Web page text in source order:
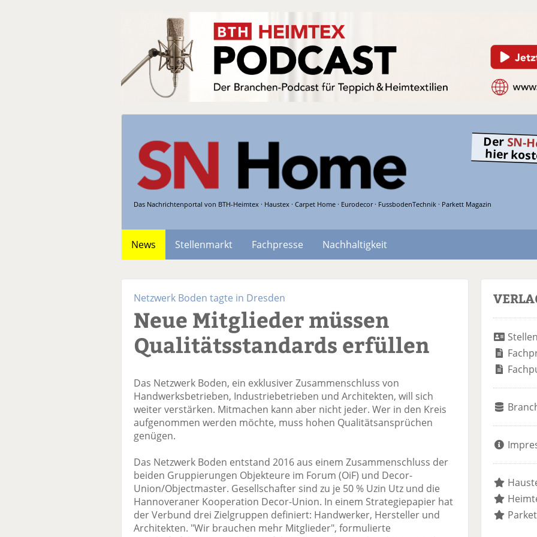
Das Nachrichtenportal von BTH-Heimtex · Haustex · Carpet Home · Eurodecor · FussbodenTechnik · Parkett Magazin
Der SN-
hier
News Stellenmarkt Fachpresse
Nachhaltigkeit
Netzwerk Boden tagte in Dresden
Neue Mitglieder müssen
Qualitätsstandards erfüllen
Das Netzwerk Boden, ein exklusiver Zusammenschluss von
Handwerksbetrieben, Industriebetrieben und Architekten, will sich
weiter verstärken. Mitmachen kann aber nicht jeder. Wer in den Kreis
aufgenommen werden möchte, muss hohen Qualitätsansprüchen
genügen.
Das Netzwerk Boden entstand 2016 aus einem Zusammenschluss der
beiden Gruppierungen Objekteure im Forum (OiF) und Decor-
Union/Objectmaster. Gesellschafter sind zu je 50 % Uzin Utz und die
Hannoveraner Kooperation Decor-Union. In einem Strategiepapier hat
der Verbund drei Zielgruppen definiert: Handwerker, Hersteller und
Architekten. "Wir brauchen mehr Mitglieder", formulierte